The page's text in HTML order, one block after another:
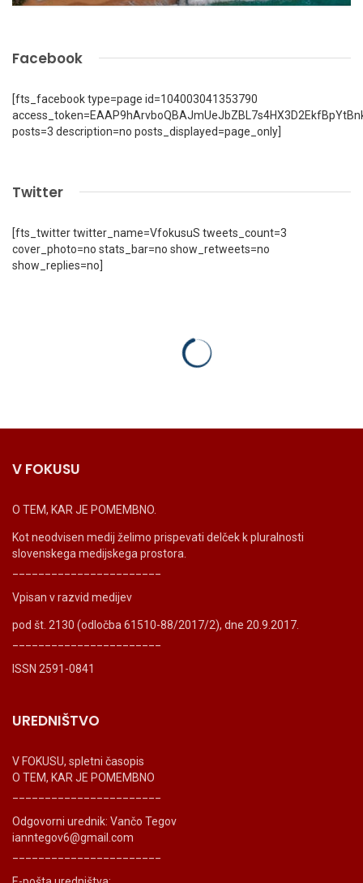
Facebook
[fts_facebook type=page id=104003041353790
posts=3 description=no posts_displayed=page_only]
Twitter
[fts_twitter twitter_name=VfokusuS tweets_count=3
cover_photo=no stats_bar=no show_retweets=no
show_replies=no]
V FOKUSU
O TEM, KAR JE POMEMBNO.
Kot neodvisen medij želimo prispevati delček k pluralnosti
slovenskega medijskega prostora.
Vpisan v razvid medijev
pod št. 2130 (odločba 61510-88/2017/2), dne 20.9.2017.
ISSN 2591-0841
UREDNIŠTVO
V FOKUSU, spletni časopis
O TEM, KAR JE POMEMBNO
Odgovorni urednik: Vančo Tegov
ianntegov6@gmail.com